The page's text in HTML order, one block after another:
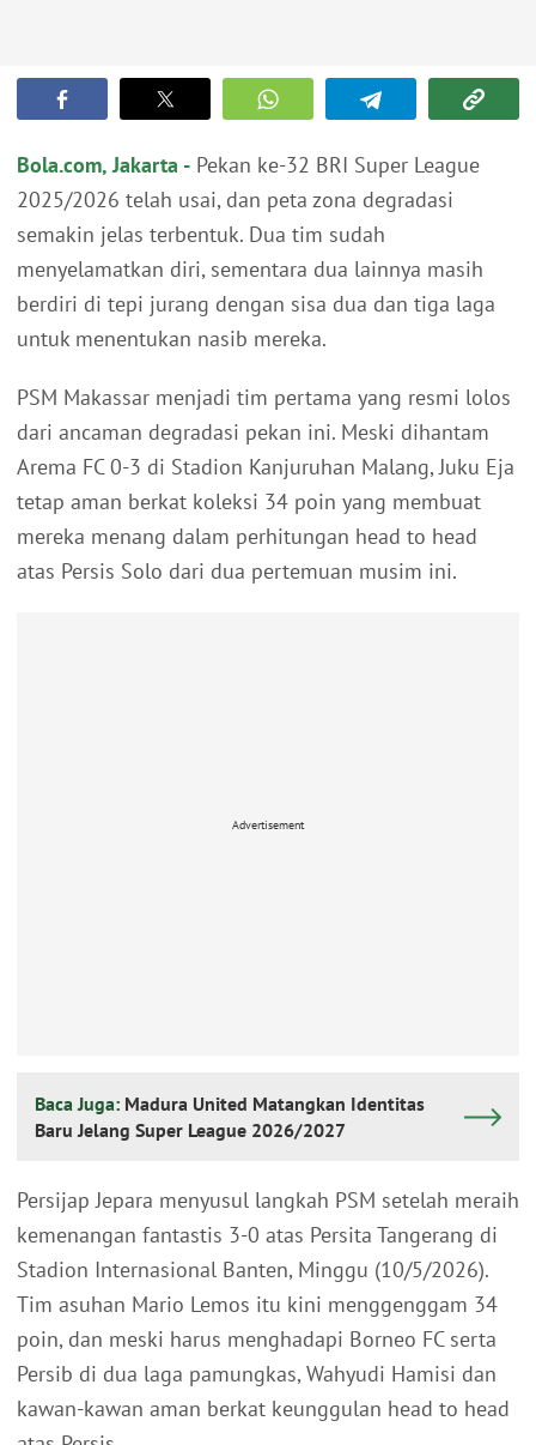
Bola.com, Jakarta - Pekan ke-32 BRI Super League
2025/2026 telah usai, dan peta zona degradasi
semakin jelas terbentuk. Dua tim sudah
menyelamatkan diri, sementara dua lainnya masih
berdiri di tepi jurang dengan sisa dua dan tiga laga
untuk menentukan nasib mereka.
PSM Makassar menjadi tim pertama yang resmi lolos
dari ancaman degradasi pekan ini. Meski dihantam
Arema FC 0-3 di Stadion Kanjuruhan Malang, Juku Eja
tetap aman berkat koleksi 34 poin yang membuat
mereka menang dalam perhitungan head to head
atas Persis Solo dari dua pertemuan musim ini.
Advertisement
Baca Juga: Madura United Matangkan Identitas
Baru Jelang Super League 2026/2027
Persijap Jepara menyusul langkah PSM setelah meraih
kemenangan fantastis 3-0 atas Persita Tangerang di
Stadion Internasional Banten, Minggu (10/5/2026).
Tim asuhan Mario Lemos itu kini menggenggam 34
poin, dan meski harus menghadapi Borneo FC serta
Persib di dua laga pamungkas, Wahyudi Hamisi dan
kawan-kawan aman berkat keunggulan head to head